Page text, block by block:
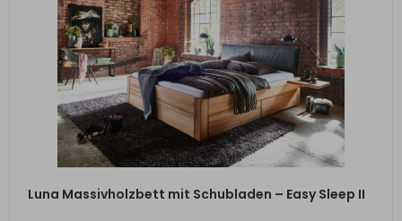
ZUM PRODUKT
Luna Massivholzbett mit Schubladen – Easy Sleep II